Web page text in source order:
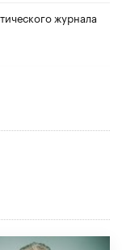
журнала